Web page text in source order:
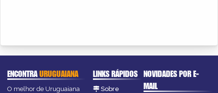
ENCONTRAURUGUAIANA
O melhor de Uruguaiana
LINKS RÁPIDOS
Sobre
NOVIDADES POR E-
MAIL